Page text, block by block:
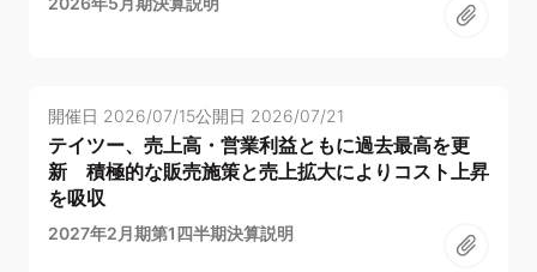
開催日 2026/07/15公開日 2026/07/21
テイツー、売上高・営業利益ともに過去最高を更
新 積極的な販売施策と売上拡大によりコスト上昇
を吸収
2027年2月期第1四半期決算説明